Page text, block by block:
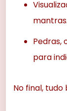
mantras.
Pedras,
para
No final, tudo